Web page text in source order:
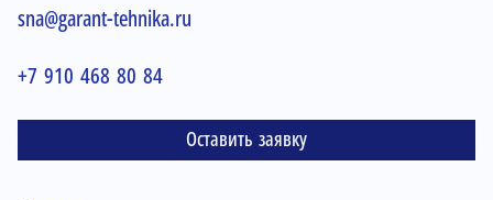
sna@garant-tehnika.ru
+7 910 468 80 84
Оставить заявку